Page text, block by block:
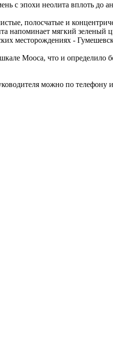
с эпохи неолита вплоть до
полосчатые и
напоминает мягкий
месторождениях -
Мооса, что и
можно по телефону